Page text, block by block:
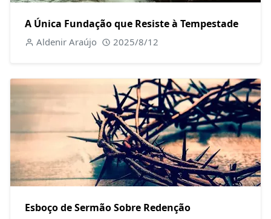
A Única Fundação que Resiste à Tempestade
Aldenir Araújo 2025/8/12
Esboço de Sermão Sobre Redenção